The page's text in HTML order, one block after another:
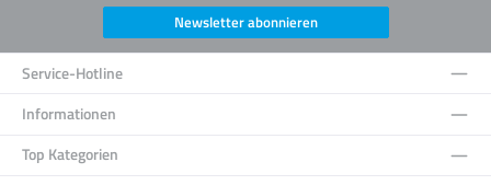
Newsletter abonnieren
Service-Hotline
Informationen
Top Kategorien